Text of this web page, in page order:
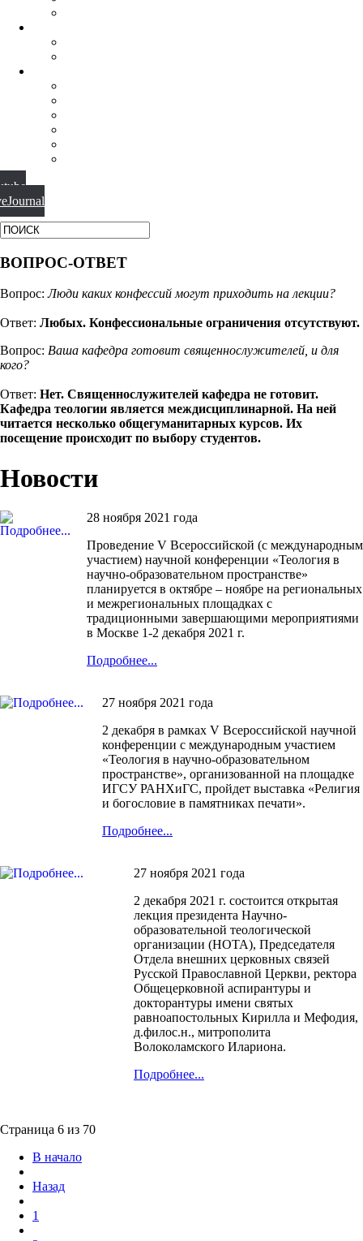
ВОПРОС-ОТВЕТ
Вопрос:Люди каких конфессий могут приходить на лекции?
Ответ: Любых. Конфессиональные ограничения отсутствуют.
Вопрос: Ваша кафедра готовит священнослужителей, и для
кого?
Ответ: Нет. Священнослужителей кафедра не готовит.
Кафедра теологии является междисциплинарной. На ней
читается несколько общегуманитарных курсов. Их
посещение происходит по выбору студентов.
Новости
28 ноября 2021 года
Проведение V Всероссийской (с международным
участием) научной конференции «Теология в
научно-образовательном пространстве»
планируется в октябре – ноябре на региональных
и межрегиональных площадках с
традиционными завершающими мероприятиями
в Москве 1-2 декабря 2021 г.
Подробнее...
27 ноября 2021 года
2 декабря в рамках V Всероссийской научной
конференции с международным участием
«Теология в научно-образовательном
пространстве», организованной на площадке
ИГСУ РАНХиГС, пройдет выставка «Религия
и богословие в памятниках печати».
Подробнее...
27 ноября 2021 года
2 декабря 2021 г. состоится открытая
лекция президента Научно-
образовательной теологической
организации (НОТА), Председателя
Отдела внешних церковных связей
Русской Православной Церкви, ректора
Общецерковной аспирантуры и
докторантуры имени святых
равноапостольных Кирилла и Мефодия,
д.филос.н., митрополита
Волоколамского Илариона.
Подробнее...
Страница 6 из 70
В начало
Назад
1